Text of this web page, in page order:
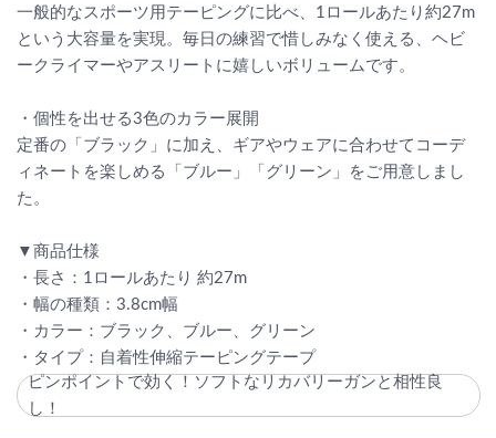
一般的なスポーツ用テーピングに比べ、1ロールあたり約27m
という大容量を実現。毎日の練習で惜しみなく使える、ヘビ
ークライマーやアスリートに嬉しいボリュームです。
・個性を出せる3色のカラー展開
定番の「ブラック」に加え、ギアやウェアに合わせてコーデ
ィネートを楽しめる「ブルー」「グリーン」をご用意しまし
た。
▼商品仕様
・長さ：1ロールあたり 約27m
・幅の種類：3.8cm幅
・カラー：ブラック、ブルー、グリーン
・タイプ：自着性伸縮テーピングテープ
ピンポイントで効く！ソフトなリカバリーガンと相性良
し！